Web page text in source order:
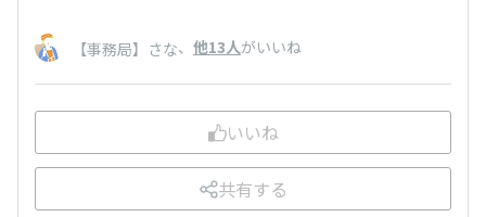
【事務局】さな、 他13人がいいね
いいね
共有する